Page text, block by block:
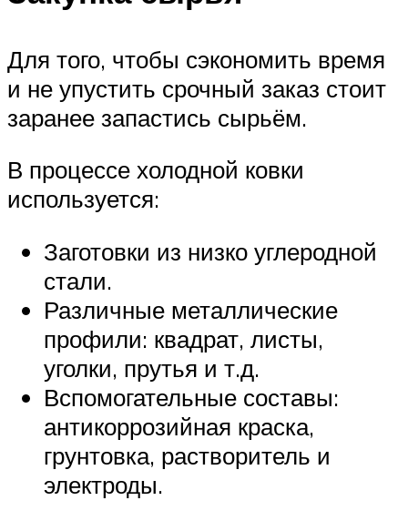
Для того, чтобы сэкономить время
и не упустить срочный заказ стоит
заранее запастись сырьём.
В процессе холодной ковки
используется:
Заготовки из низко углеродной
стали.
Различные металлические
профили: квадрат, листы,
уголки, прутья и т.д.
Вспомогательные составы:
антикоррозийная краска,
грунтовка, растворитель и
электроды.